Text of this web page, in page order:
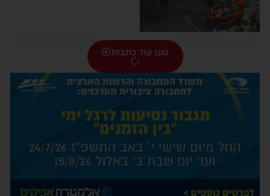
טען עוד כתבות